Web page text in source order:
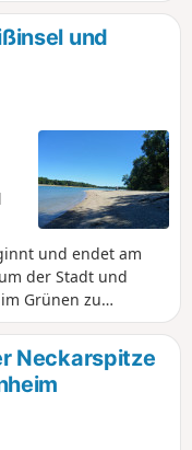
und
und endet am
der Stadt und
Grünen zu
Möglichkeit direkt
die Füße im
sortiert und
ein
Bitte beachtet
der Brutzeit.
Neckarspitze